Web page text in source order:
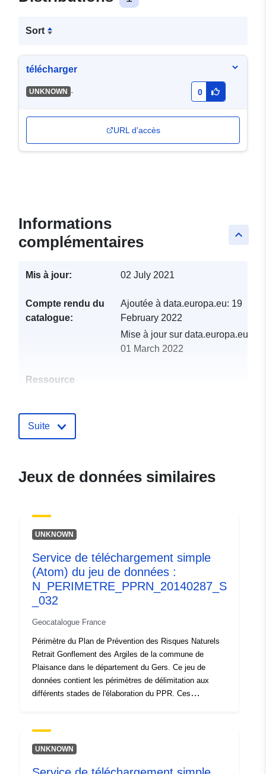
Sort
télécharger
UNKNOWN - 0
URL d'accès
keyboard_arrow_up
Informations
complémentaires
Mis à jour: 02 July 2021
Compte rendu du
catalogue:
Ajoutée à data.europa.eu: 19
February 2022
Mise à jour sur data.europa.eu:
01 March 2022
Ressource
Identificateurs:
39b28b6d-0c8e-46a5-9dbd-
4f6f-bc17-51dc6d809594
Type:
Ressource:
http://inspire.ec.europa.eu/
Suite
Jeux de données similaires
UNKNOWN
Service de téléchargement simple
(Atom) du jeu de données :
N_PERIMETRE_PPRN_20140287_S
_032
Geocatalogue France
Périmètre du Plan de Prévention des Risques Naturels
Retrait Gonflement des Argiles de la commune de
Plaisance dans le département du Gers. Ce jeu de
données contient les périmètres de délimitation aux
différents stades de l'élaboration du PPR. Ces
à compter d'une date définie. Il s'agit du :- périmètre
prescrit figurant dans l'arrêté de prescription d'un PPR ;-
périmètre réglementé par le PPR approuvé, ce périmètre
UNKNOWN